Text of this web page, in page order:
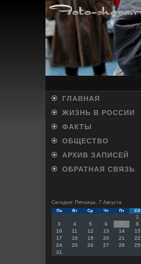
ГЛАВНАЯ
ЖИЗНЬ В РОССИИ
ФАКТЫ
ОБЩЕСТВО
АРХИВ ЗАПИСЕЙ
ОБРАТНАЯ СВЯЗЬ
Сегодня: Пятница, 7 Августа
Пн Вт Ср Чт Пт Сб
1
3
4 5 6 7 8
10
11 12 13 14 15
17
18 19 20 21 22
24
25 26 27 28 29
31